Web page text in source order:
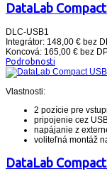
DataLab Compact
DLC-USB1
Integrátor: 148,00 € bez
Koncová: 165,00 € bez
Podrobnosti
Vlastnosti:
2 pozície pre
pripojenie cez
napájanie z
voliteľná montáž
DataLab